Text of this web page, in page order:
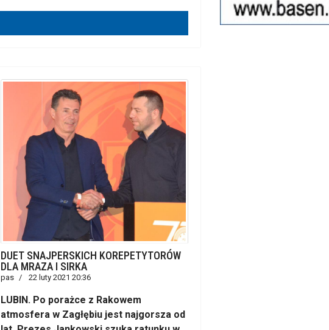
DUET SNAJPERSKICH KOREPETYTORÓW
DLA MRAZA I SIRKA
pas 22 luty 2021 20:36
LUBIN. Po porażce z Rakowem
atmosfera w Zagłębiu jest najgorsza od